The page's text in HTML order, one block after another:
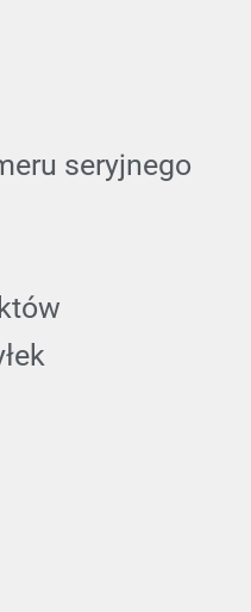
seryjnego